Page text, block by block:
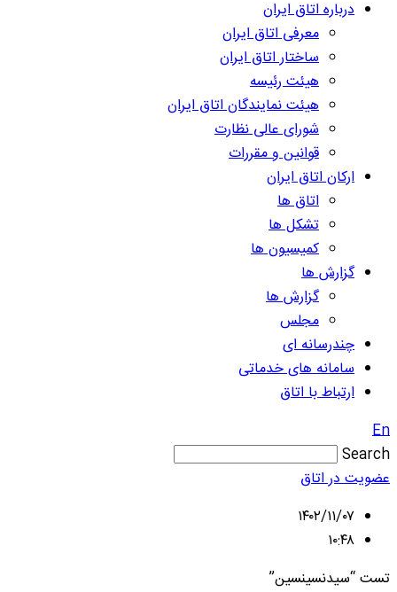
درباره اتاق ایران
معرفی اتاق ایران
ساختار اتاق ایران
هیئت رئیسه
هیئت نمایندگان اتاق ایران
شورای عالی نظارت
قوانین و مقررات
ارکان اتاق ایران
اتاق ها
تشکل ها
کمیسیون ها
گزارش ها
گزارش ها
مجلس
چندرسانه ای
سامانه های خدماتی
ارتباط با اتاق
En
Search
عضویت در اتاق
۱۴۰۲/۱۱/۰۷
۱۰:۴۸
تست “سیدنسینسین”